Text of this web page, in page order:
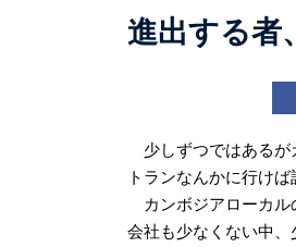
進出する者
少しずつではあるが
トランなんかに行け
カンボジアローカル
会社も少なくない中